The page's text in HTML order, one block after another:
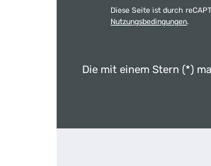
Diese Seite ist durch
Nutzungsbedingungen.
Die mit einem Stern (*)